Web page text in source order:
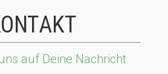
auf Deine Nachricht